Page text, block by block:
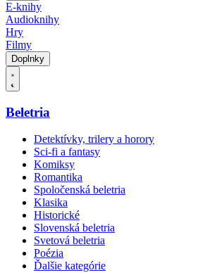
E-knihy
Audioknihy
Hry
Filmy
Doplnky
Beletria
Detektívky, trilery a horory
Sci-fi a fantasy
Komiksy
Romantika
Spoločenská beletria
Klasika
Historické
Slovenská beletria
Svetová beletria
Poézia
Ďalšie kategórie